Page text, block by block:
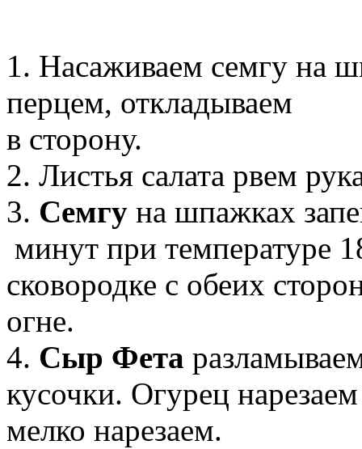
1. Насаживаем семгу на
перцем, откладываем
в сторону.
2. Листья салата рвем
3. Семгу на шпажках
минут при температуре
сковородке с обеих
огне.
4. Сыр Фета
кусочки. Огурец
мелко нарезаем.